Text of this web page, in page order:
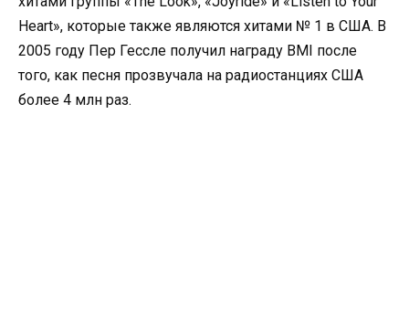
Heart», которые также являются хитами № 1 в США. В
2005 году Пер Гессле получил награду BMI после
того, как песня прозвучала на радиостанциях США
более 4 млн раз.